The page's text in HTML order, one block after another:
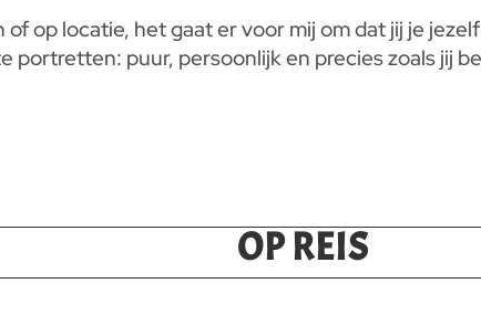
op locatie, het gaat er voor mij om dat jij je
portretten: puur, persoonlijk en precies zoals jij
OP REIS